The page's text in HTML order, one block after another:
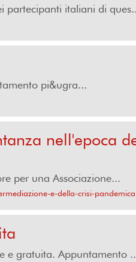
partecipanti italiani di
pi&ugra...
nell'epoca
per una Associazione...
e-della-crisi-pandemica
e gratuita. Appuntamento